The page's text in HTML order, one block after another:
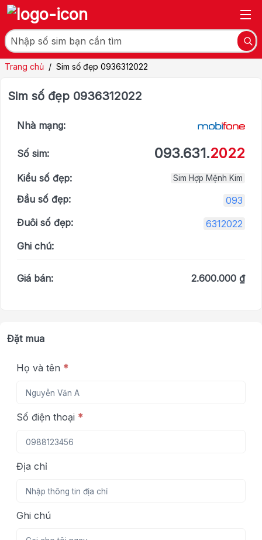
Trang chủ / Sim số đẹp 0936312022
Sim số đẹp 0936312022
Nhà mạng:
Số sim: 093.631.2022
Kiểu số đẹp: Sim Hợp Mệnh Kim
Đầu số đẹp:
093
Đuôi số đẹp:
6312022
Ghi chú:
Giá bán: 2.600.000 ₫
Đặt mua
Họ và tên *
Số điện thoại *
Địa chỉ
Ghi chú